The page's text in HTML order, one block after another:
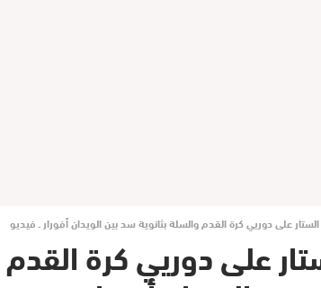
على دوريي كرة القدم والسلة بثانوية سد بين الويدان أفورار ـ فيديو
على دوريي كرة